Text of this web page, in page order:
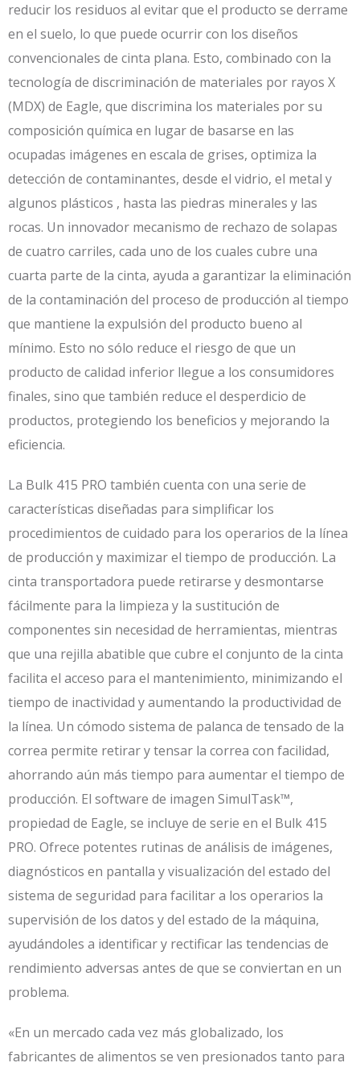
reducir los residuos al evitar que el producto se derrame
en el suelo, lo que puede ocurrir con los diseños
convencionales de cinta plana. Esto, combinado con la
tecnología de discriminación de materiales por rayos X
(MDX) de Eagle, que discrimina los materiales por su
composición química en lugar de basarse en las
ocupadas imágenes en escala de grises, optimiza la
detección de contaminantes, desde el vidrio, el metal y
algunos plásticos , hasta las piedras minerales y las
rocas. Un innovador mecanismo de rechazo de solapas
de cuatro carriles, cada uno de los cuales cubre una
cuarta parte de la cinta, ayuda a garantizar la eliminación
de la contaminación del proceso de producción al tiempo
que mantiene la expulsión del producto bueno al
mínimo. Esto no sólo reduce el riesgo de que un
producto de calidad inferior llegue a los consumidores
finales, sino que también reduce el desperdicio de
productos, protegiendo los beneficios y mejorando la
eficiencia.
La Bulk 415 PRO también cuenta con una serie de
características diseñadas para simplificar los
procedimientos de cuidado para los operarios de la línea
de producción y maximizar el tiempo de producción. La
cinta transportadora puede retirarse y desmontarse
fácilmente para la limpieza y la sustitución de
componentes sin necesidad de herramientas, mientras
que una rejilla abatible que cubre el conjunto de la cinta
facilita el acceso para el mantenimiento, minimizando el
tiempo de inactividad y aumentando la productividad de
la línea. Un cómodo sistema de palanca de tensado de la
correa permite retirar y tensar la correa con facilidad,
ahorrando aún más tiempo para aumentar el tiempo de
producción. El software de imagen SimulTask™,
propiedad de Eagle, se incluye de serie en el Bulk 415
PRO. Ofrece potentes rutinas de análisis de imágenes,
diagnósticos en pantalla y visualización del estado del
sistema de seguridad para facilitar a los operarios la
supervisión de los datos y del estado de la máquina,
ayudándoles a identificar y rectificar las tendencias de
rendimiento adversas antes de que se conviertan en un
problema.
«En un mercado cada vez más globalizado, los
fabricantes de alimentos se ven presionados tanto para